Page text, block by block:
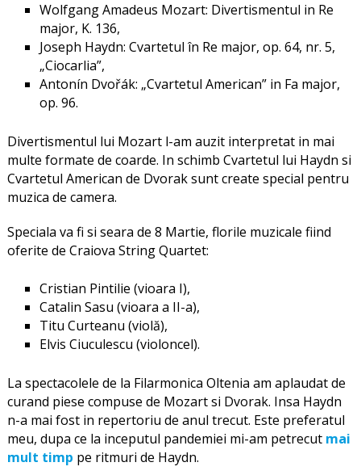
Wolfgang Amadeus Mozart: Divertismentul in Re
major, K. 136,
Joseph Haydn: Cvartetul în Re major, op. 64, nr. 5,
„Ciocarlia”,
Antonín Dvořák: „Cvartetul American” in Fa major,
op. 96.
Divertismentul lui Mozart l-am auzit interpretat in mai
multe formate de coarde. In schimb Cvartetul lui Haydn si
Cvartetul American de Dvorak sunt create special pentru
muzica de camera.
Speciala va fi si seara de 8 Martie, florile muzicale fiind
oferite de Craiova String Quartet:
Cristian Pintilie (vioara I),
Catalin Sasu (vioara a II-a),
Titu Curteanu (violă),
Elvis Ciuculescu (violoncel).
La spectacolele de la Filarmonica Oltenia am aplaudat de
curand piese compuse de Mozart si Dvorak. Insa Haydn
n-a mai fost in repertoriu de anul trecut. Este preferatul
meu, dupa ce la inceputul pandemiei mi-am petrecut mai
mult timp pe ritmuri de Haydn.